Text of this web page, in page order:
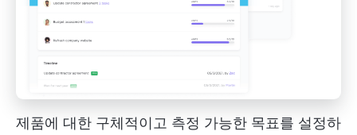
제품에 대한 구체적이고 측정 가능한 목표를 설정하